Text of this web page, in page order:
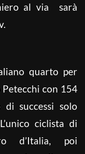
al via sarà
quarto per
con 154
successi solo
ciclista di
d’Italia, poi